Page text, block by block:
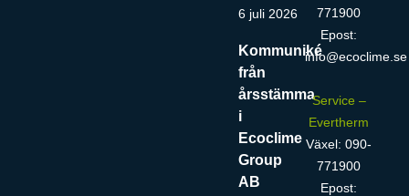
6 juli 2026
Kommuniké
från
årsstämma
i
Ecoclime
Group
AB
771900
Epost:
info@ecoclime.se
Service –
Evertherm
Växel: 090-
771900
Epost: